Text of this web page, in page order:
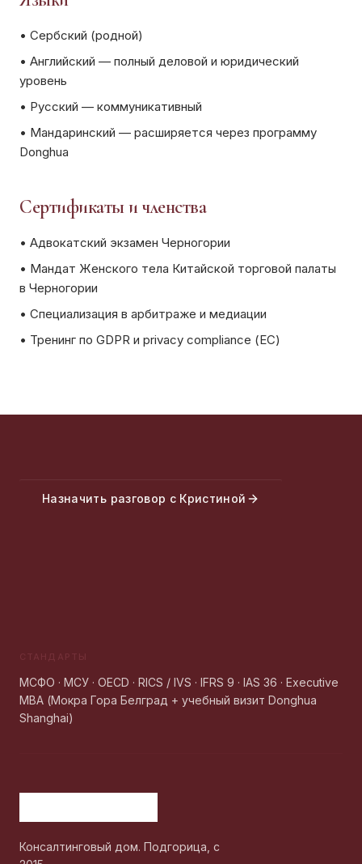
• Сербский (родной)
• Английский — полный деловой и юридический
уровень
• Русский — коммуникативный
• Мандаринский — расширяется через программу
Donghua
Сертификаты и членства
• Адвокатский экзамен Черногории
• Мандат Женского тела Китайской торговой палаты
в Черногории
• Специализация в арбитраже и медиации
• Тренинг по GDPR и privacy compliance (ЕС)
Назначить разговор с Кристиной
СТАНДАРТЫ
МСФО · МСУ · OECD · RICS / IVS · IFRS 9 · IAS 36 · Executive
MBA (Мокра Гора Белград + учебный визит Donghua
Shanghai)
Консалтинговый дом. Подгорица, с